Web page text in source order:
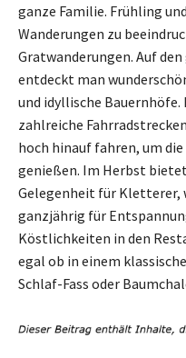
ganze Familie. Frühling
Wanderungen zu
Gratwanderungen. Auf
entdeckt man
und idyllische
zahlreiche
hoch hinauf fahren, um
genießen. Im Herbst
Gelegenheit für Kletterer,
ganzjährig für
Köstlichkeiten in den
egal ob in einem
Schlaf-Fass oder